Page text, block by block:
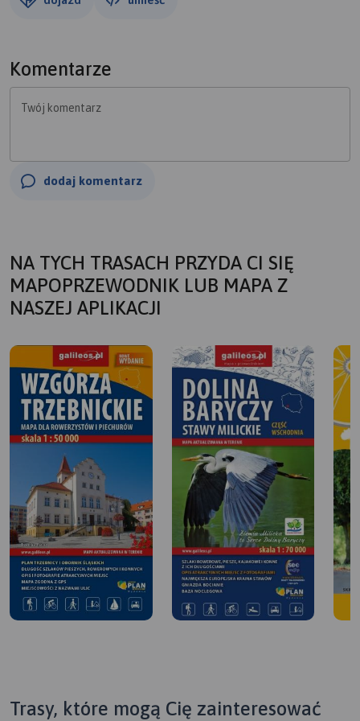
Komentarze
Twój komentarz
dodaj komentarz
NA TYCH TRASACH PRZYDA CI SIĘ
MAPOPRZEWODNIK LUB MAPA Z
NASZEJ APLIKACJI
Trasy, które mogą Cię zainteresować